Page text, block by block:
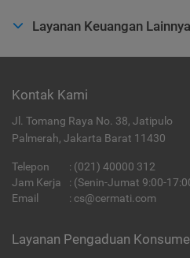
Layanan Keuangan Lainnya
Kontak Kami
Jl. Tomang Raya No. 38, Jatipulo
Palmerah, Jakarta Barat 11430
Telepon : (021) 40000 312
Jam Kerja
: (Senin-Jumat 9:00-
Email
: cs@cermati.com
Layanan Pengaduan